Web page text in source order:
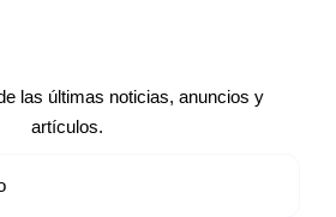
las últimas noticias, anuncios y
artículos.